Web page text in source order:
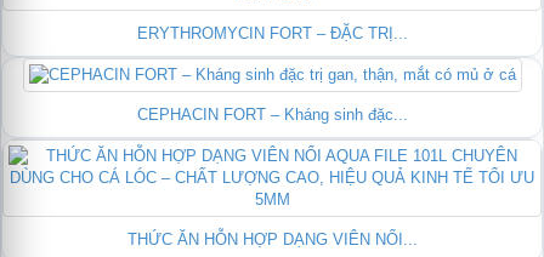
ERYTHROMYCIN FORT – ĐẶC TRỊ...
CEPHACIN FORT – Kháng sinh đặc...
THỨC ĂN HỖN HỢP DẠNG VIÊN NỔI...